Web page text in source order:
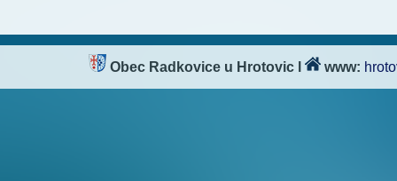
Obec Radkovice u Hrotovic www: